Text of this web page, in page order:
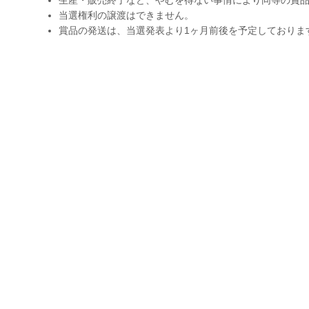
当選権利の譲渡はできません。
賞品の発送は、当選発表より1ヶ月前後を予定しておりま